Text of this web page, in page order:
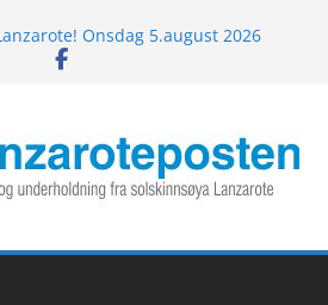
Onsdag 5.august 2026
Mandag 10.august 2026
Torsdag 6.august 2026